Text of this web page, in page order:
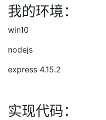
我的环境：
win10
nodejs
express 4.15.2
实现代码：